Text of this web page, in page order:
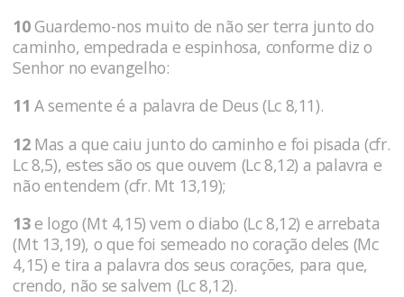
10Guardemo-nos muito de não ser terra junto do
caminho, empedrada e espinhosa, conforme diz o
Senhor no evangelho:
11 A semente é a palavra de Deus (Lc 8,11).
12Mas a que caiu junto do caminho e foi pisada (cfr.
Lc 8,5), estes são os que ouvem (Lc 8,12) a palavra e
não entendem (cfr. Mt 13,19);
13e logo (Mt 4,15) vem o diabo (Lc 8,12) e arrebata
(Mt 13,19), o que foi semeado no coração deles (Mc
4,15) e tira a palavra dos seus corações, para que,
crendo, não se salvem (Lc 8,12).